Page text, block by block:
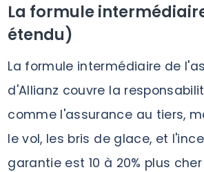
La formule
étendu)
La formule intermédiaire de
d'Allianz couvre la
comme l'assurance au tiers,
le vol, les bris de glace, et
garantie est 10 à 20% plus